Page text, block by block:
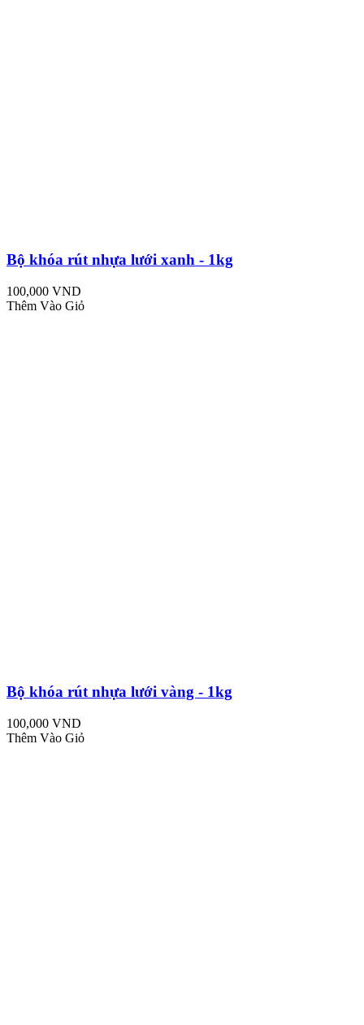
Bộ khóa rút nhựa lưới xanh - 1kg
100,000 VND
Thêm Vào Giỏ
Bộ khóa rút nhựa lưới vàng - 1kg
100,000 VND
Thêm Vào Giỏ